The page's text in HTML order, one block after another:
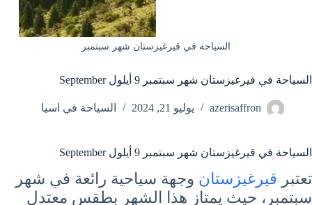
السياحة في قيرغيزستان شهر سبتمبر
السياحة في قيرغيزستان شهر سبتمبر 9 أيلول September
azerisaffron يوليو 21, 2024 السياحة في اسيا
السياحة في قيرغيزستان شهر سبتمبر 9 أيلول September
تعتبر قيرغيزستان وجهة سياحية رائعة في شهر
سبتمبر، حيث يمتاز هذا الشهر بطقس معتدل